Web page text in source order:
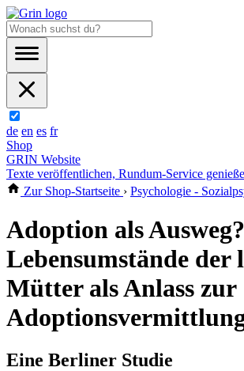
de en es fr
Shop
GRIN Website
Texte veröffentlichen, Rundum-Service
Zur Shop-Startseite › Psychologie -
Adoption als Ausweg?
Lebensumstände der
Mütter als Anlass zur
Eine Berliner Studie